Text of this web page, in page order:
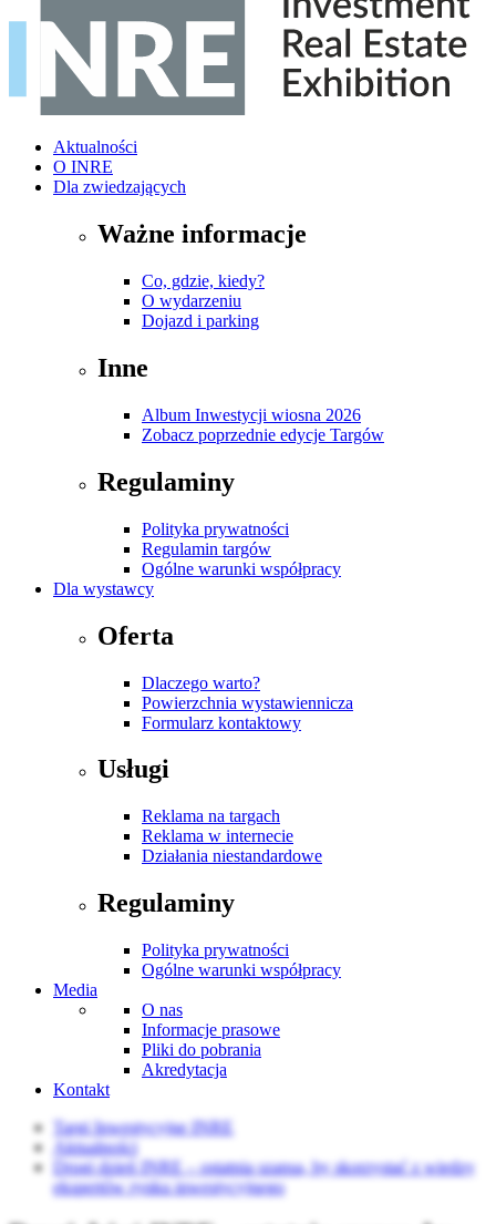
Aktualności
O INRE
Dla zwiedzających
Ważne informacje
Co, gdzie, kiedy?
O wydarzeniu
Dojazd i parking
Inne
Album Inwestycji wiosna 2026
Zobacz poprzednie edycje Targów
Regulaminy
Polityka prywatności
Regulamin targów
Ogólne warunki współpracy
Dla wystawcy
Oferta
Dlaczego warto?
Powierzchnia wystawiennicza
Formularz kontaktowy
Usługi
Reklama na targach
Reklama w internecie
Działania niestandardowe
Regulaminy
Polityka prywatności
Ogólne warunki współpracy
Media
O nas
Informacje prasowe
Pliki do pobrania
Akredytacja
Kontakt
Targi Inwestycyjne INRE
Aktualności
Drugi dzień INRE – ostatnia szansa, by skorzystać z wiedzy
ekspertów rynku inwestycyjnego